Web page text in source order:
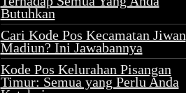
Butuhkan
Cari Kode Pos Kecamatan Jiwan
Madiun? Ini Jawabannya
Kode Pos Kelurahan Pisangan
Timur: Semua yang Perlu Anda